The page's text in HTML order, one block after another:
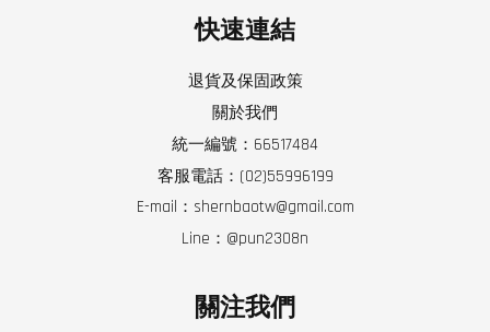
快速連結
退貨及保固政策
關於我們
統一編號：66517484
客服電話：(02)55996199
E-mail：shernbaotw@gmail.com
Line：@pun2308n
關注我們